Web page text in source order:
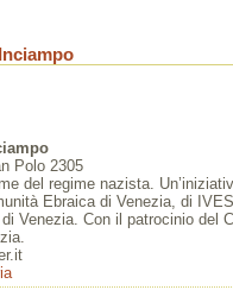
Polo 2305
del regime nazista.
Ebraica di Venezia, di
Venezia. Con il patrocinio del